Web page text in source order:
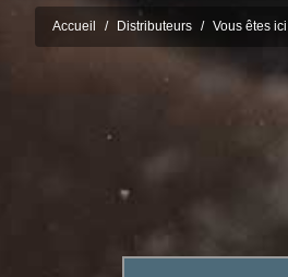
Accueil Distributeurs Vous êtes ici